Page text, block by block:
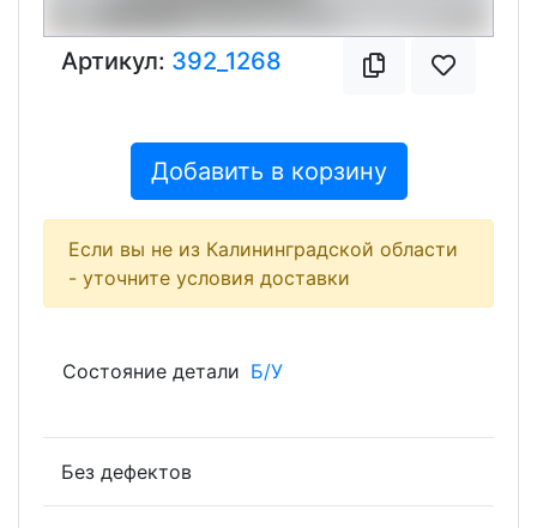
Артикул: 392_1268
Добавить в корзину
Если вы не из Калининградской области
- уточните условия доставки
Состояние детали Б/У
Без дефектов